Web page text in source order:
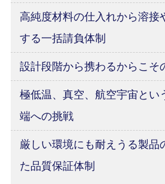
高純度材料の仕入れから溶接
する一括請負体制
設計段階から携わるからこそ
極低温、真空、航空宇宙とい
端への挑戦
厳しい環境にも耐えうる製品
た品質保証体制